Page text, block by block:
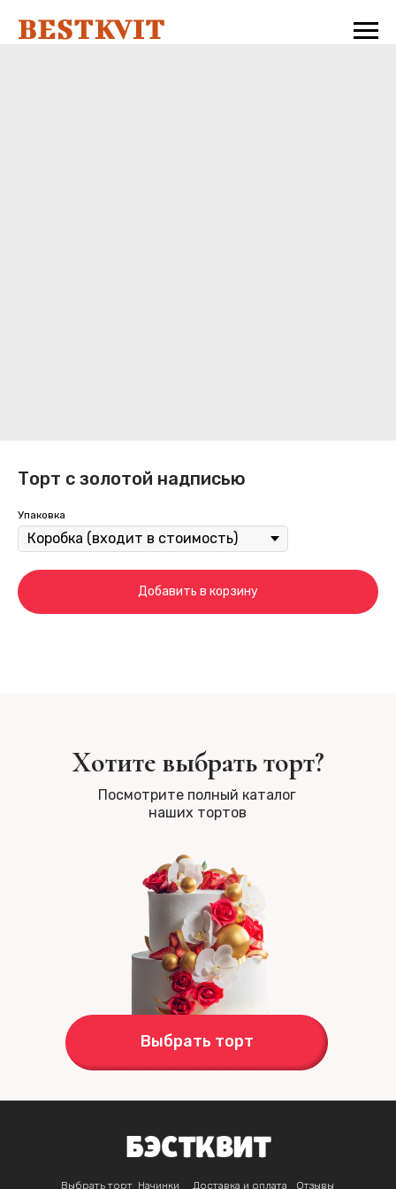
Торт с золотой надписью
Упаковка
Добавить в корзину
Хотите выбрать торт?
Посмотрите полный каталог
наших тортов
Выбрать торт
Выбрать торт Начинки Доставка и оплата Отзывы